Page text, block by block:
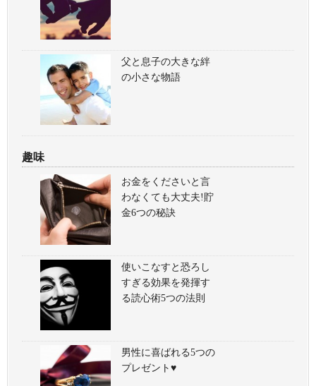
父と息子の大きな絆
の小さな物語
趣味
お金をくださいと言
わなくても大丈夫!貯
金6つの秘訣
使いこなすと恐ろし
すぎる効果を発揮す
る読心術5つの法則
男性に喜ばれる5つの
プレゼント♥